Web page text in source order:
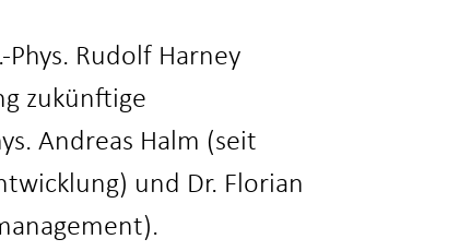
Rudolf Harney
zukünftige
Andreas Halm (seit
und Dr. Florian